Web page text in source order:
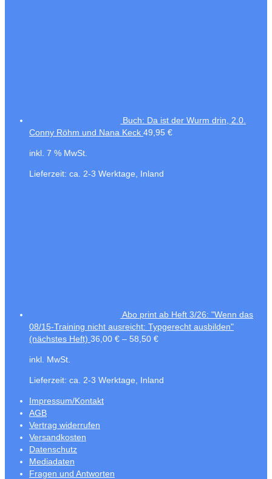
Buch: Da ist der Wurm drin, 2.0.
Conny Röhm und Nana Keck 49,95 €
inkl. 7 % MwSt.
Lieferzeit: ca. 2-3 Werktage, Inland
Abo print ab Heft 3/26: "Wenn das
08/15-Training nicht ausreicht: Typgerecht ausbilden"
(nächstes Heft) 36,00 € – 58,50 €
inkl. MwSt.
Lieferzeit: ca. 2-3 Werktage, Inland
Impressum/Kontakt
AGB
Vertrag widerrufen
Versandkosten
Datenschutz
Mediadaten
Fragen und Antworten